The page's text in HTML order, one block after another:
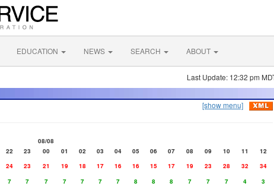
EDUCATION NEWS SEARCH ABOUT
Last Update: 12:32 pm
[show menu]
08/08
22 23 00 01 02 03 04 05 06 07 08 09 10 11
12
24 23 21 19 18 17 16 16 15 17 19 23 28 32
34
7 7 7 7 7 7 7 8 8 8 7 7 7 4
3